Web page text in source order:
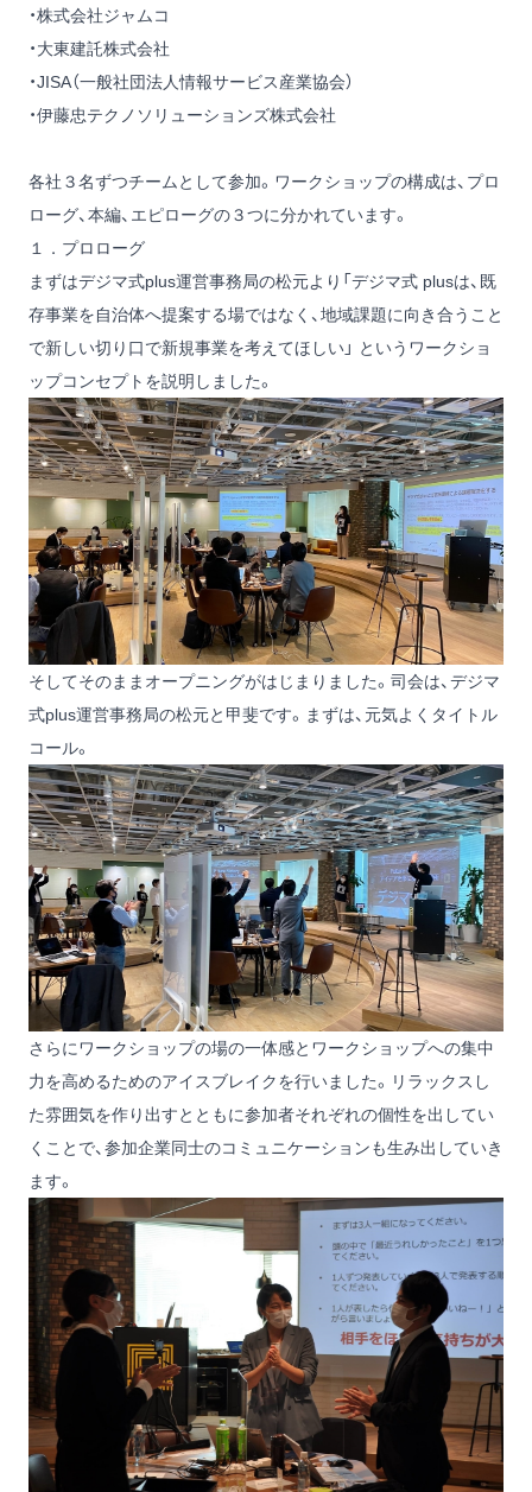
・株式会社ジャムコ
・大東建託株式会社
・JISA（一般社団法人情報サービス産業協会）
・伊藤忠テクノソリューションズ株式会社
各社３名ずつチームとして参加。ワークショップの構成は、プロ
ローグ、本編、エピローグの３つに分かれています。
１．プロローグ
まずはデジマ式plus運営事務局の松元より「デジマ式 plusは、既
存事業を自治体へ提案する場ではなく、地域課題に向き合うこと
で新しい切り口で新規事業を考えてほしい」 というワークショ
ップコンセプトを説明しました。
そしてそのままオープニングがはじまりました。司会は、デジマ
式plus運営事務局の松元と甲斐です。まずは、元気よくタイトル
コール。
さらにワークショップの場の一体感とワークショップへの集中
力を高めるためのアイスブレイクを行いました。リラックスし
た雰囲気を作り出すとともに参加者それぞれの個性を出してい
くことで、参加企業同士のコミュニケーションも生み出していき
ます。